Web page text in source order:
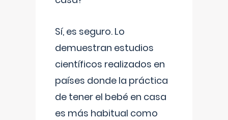
Sí, es seguro. Lo
demuestran estudios
científicos realizados en
países donde la práctica
de tener el bebé en casa
es más habitual como